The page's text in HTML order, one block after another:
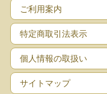
ご利用案内
特定商取引法表示
個人情報の取扱い
サイトマップ